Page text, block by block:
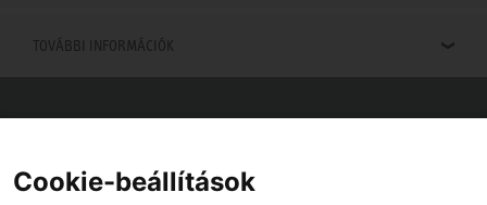
TOVÁBBI INFORMÁCIÓK
Viszonteladót keres az Ön közelében? Nem probléma.
Cookie-beállítások